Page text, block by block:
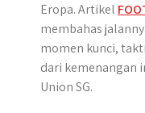
Eropa. Artikel
membahas
momen kunci,
dari kemenangan
Union SG.